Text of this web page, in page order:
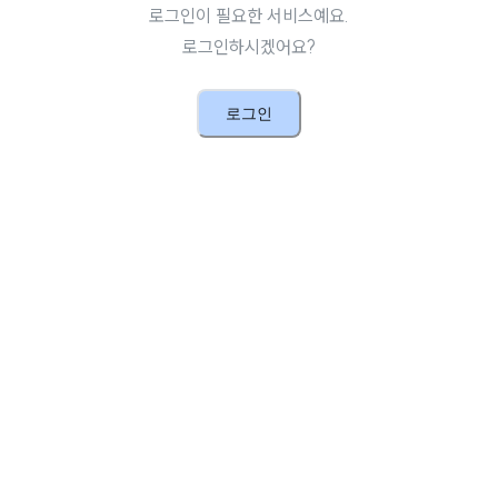
로그인이 필요한 서비스예요.
로그인하시겠어요?
로그인